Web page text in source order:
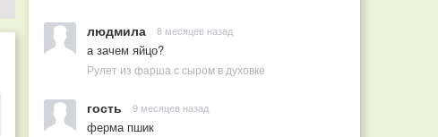
людмила 8 месяцев назад
а зачем яйцо?
Рулет из фарша с сыром в духовке
гость 9 месяцев назад
ферма пшик